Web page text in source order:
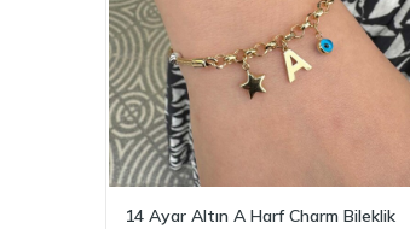
14 Ayar Altın A Harf Charm Bileklik